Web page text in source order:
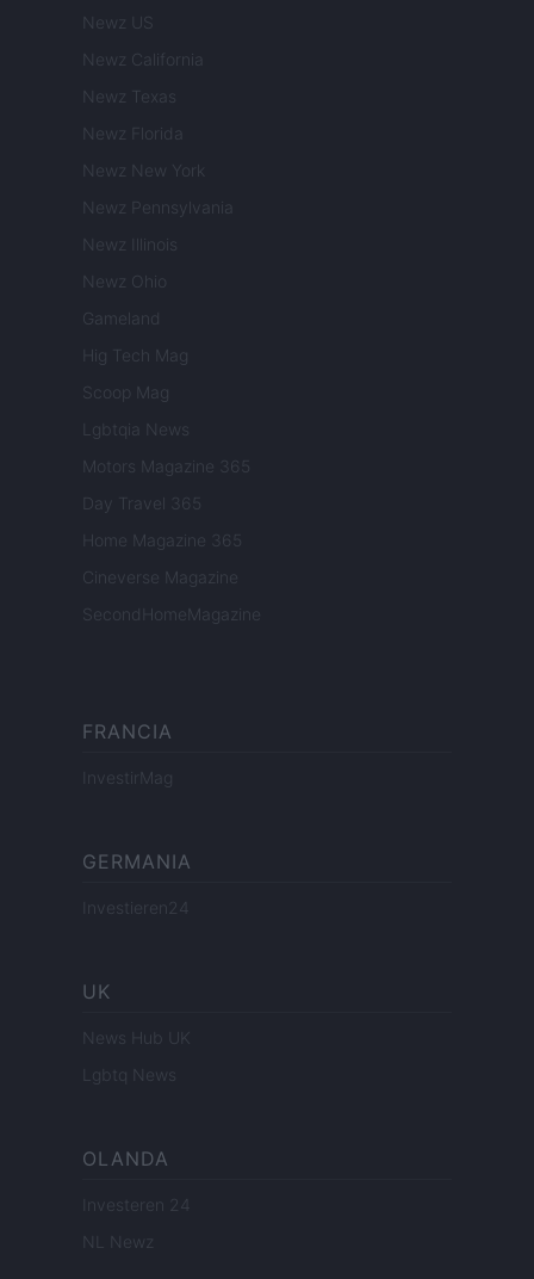
Newz US
Newz California
Newz Texas
Newz Florida
Newz New York
Newz Pennsylvania
Newz Illinois
Newz Ohio
Gameland
Hig Tech Mag
Scoop Mag
Lgbtqia News
Motors Magazine 365
Day Travel 365
Home Magazine 365
Cineverse Magazine
SecondHomeMagazine
FRANCIA
InvestirMag
GERMANIA
Investieren24
UK
News Hub UK
Lgbtq News
OLANDA
Investeren 24
NL Newz